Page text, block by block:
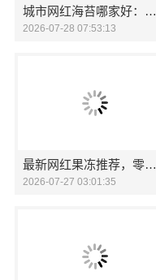
城市网红海苔哪家好：零食大明星的鲜味之选
2026-07-28 07:53:13
最新网红果冻推荐，零食大明星口感惊喜
2026-07-27 03:01:35